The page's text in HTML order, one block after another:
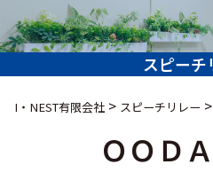
スピーチ
I・NEST有限会社 > スピーチリレー >
ＯＯＤ